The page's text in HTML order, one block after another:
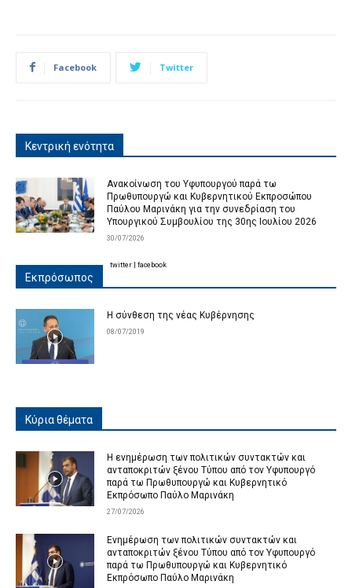
Facebook Twitter
Κεντρική ενότητα
Ανακοίνωση του Υφυπουργού παρά τω
Πρωθυπουργώ και Κυβερνητικού Εκπροσώπου
Παύλου Μαρινάκη για την συνεδρίαση του
Υπουργικού Συμβουλίου της 30ης Ιουλίου 2026
30/07/2026
Εκπρόσωπος
Η σύνθεση της νέας Κυβέρνησης
08/07/2019
twitter facebook
Κύρια θέματα
Η ενημέρωση των πολιτικών συντακτών και
ανταποκριτών ξένου Τύπου από τον Υφυπουργό
παρά τω Πρωθυπουργώ και Κυβερνητικό
Εκπρόσωπο Παύλο Μαρινάκη
27/07/2026
Ενημέρωση των πολιτικών συντακτών και
ανταποκριτών ξένου Τύπου από τον Υφυπουργό
παρά τω Πρωθυπουργώ και Κυβερνητικό
Εκπρόσωπο Παύλο Μαρινάκη